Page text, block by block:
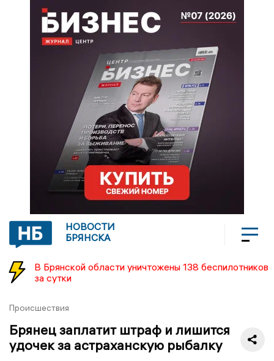
НОВОСТИ
БРЯНСКА
В Брянской области уничтожены 138 беспилотников
за сутки
Происшествия
Брянец заплатит штраф и лишится
удочек за астраханскую рыбалку